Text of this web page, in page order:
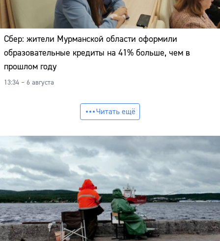
Сбер: жители Мурманской области оформили
образовательные кредиты на 41% больше, чем в
прошлом году
13:34 – 6 августа
Читать ещё